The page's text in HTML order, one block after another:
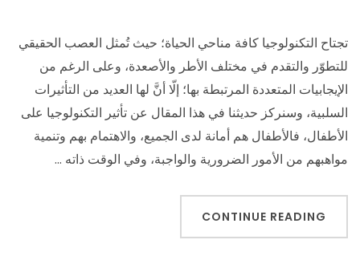
تجتاح التكنولوجيا كافة مناحي الحياة؛ حيث تُمثل العصب الحقيقي
للتطوّر والتقدم في مختلف الأطر والأصعدة، وعلى الرغم من
الإيجابيات المتعددة المرتبطة بها؛ إلّا أنَّ لها العديد من التأثيرات
السلبية، وسنركز حديثنا في هذا المقال عن تأثير التكنولوجيا على
الأطفال، فالأطفال هم أمانة لدى الجميع، والاهتمام بهم وتنمية
مواهبهم من الأمور الضرورية والواجبة، وفي الوقت ذاته …
CONTINUE READING